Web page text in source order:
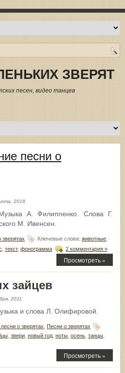
ЗВЕРЯТ
песен, видео танцев
песни о
2018
А. Филиппенко. Слова Г.
М. Ивенсен.
Ключевые слова: животные
текст, фонограмма 2 комментария »
Просмотреть »
зайцев
2011
и слова Л. Олифировой.
о зверятах Песни о зверятах
звери новый год ноты осень танцы
Просмотреть »